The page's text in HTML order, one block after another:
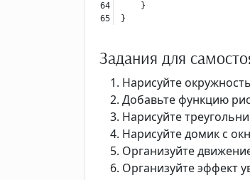
64
}
}
Задания для
Нарисуйте
Добавьте функцию
Нарисуйте
Нарисуйте домик с
Организуйте
Организуйте эффект